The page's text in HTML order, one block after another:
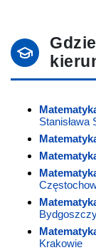
Stanisława
Krakowie